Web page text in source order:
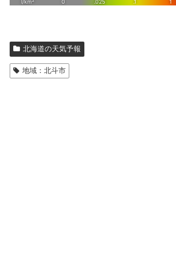
北海道の天気予報
地域：北斗市